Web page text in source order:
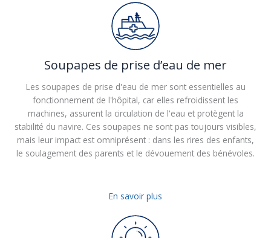
Soupapes de prise d’eau de mer
Les soupapes de prise d'eau de mer sont essentielles au
fonctionnement de l'hôpital, car elles refroidissent les
machines, assurent la circulation de l'eau et protègent la
stabilité du navire. Ces soupapes ne sont pas toujours visibles,
mais leur impact est omniprésent : dans les rires des enfants,
le soulagement des parents et le dévouement des bénévoles.
En savoir plus